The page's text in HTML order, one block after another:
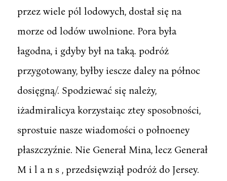
przez wiele pól lodowych, dostał się na
morze od lodów uwolnione. Pora była
łagodna, i gdyby był na taką. podróż
przygotowany, byłby iescze daley na północ
dosięgną/. Spodziewać się należy,
iżadmiralicya korzystaiąc ztey sposobności,
sprostuie nasze wiadomości o połnoeney
płaszczyźnie. Nie Generał Mina, lecz Generał
M i l a n s , przedsięwziął podróż do Jersey.